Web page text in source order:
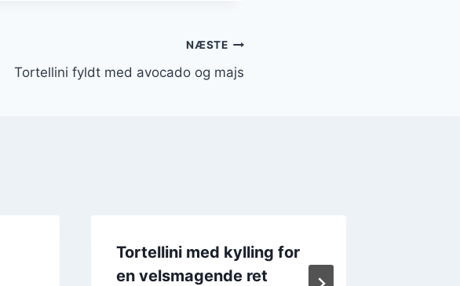
NÆSTE
Tortellini fyldt med avocado og majs
Tortellini med kylling for
en velsmagende ret